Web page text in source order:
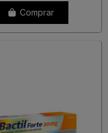
Comprar